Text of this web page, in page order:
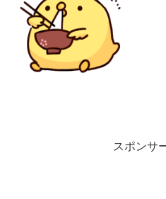
スポンサ